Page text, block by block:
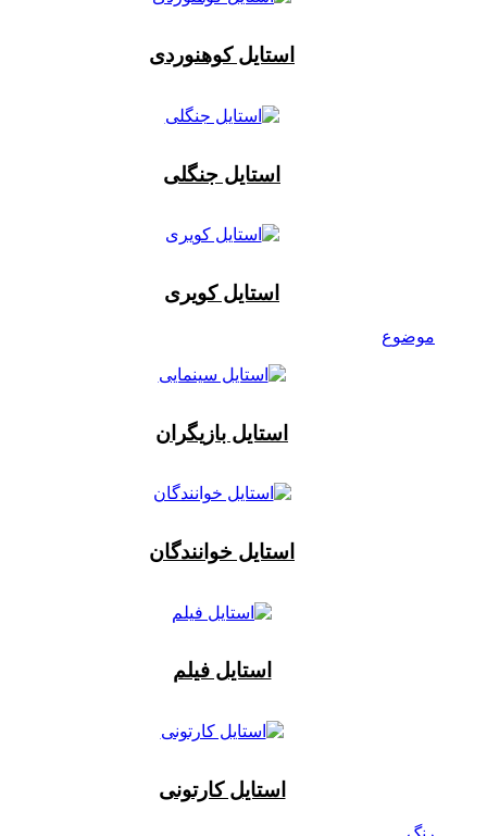
استایل کوهنوردی
استایل جنگلی
استایل کویری
موضوع
استایل بازیگران
استایل خوانندگان
استایل فیلم
استایل کارتونی